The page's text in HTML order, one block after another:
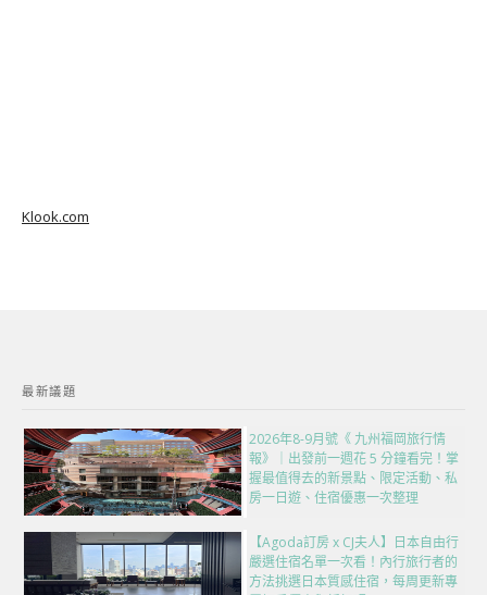
Klook.com
最新議題
2026年8-9月號《 九州福岡旅行情
報》｜出發前一週花 5 分鐘看完！掌
握最值得去的新景點、限定活動、私
房一日遊、住宿優惠一次整理
【Agoda訂房 x CJ夫人】日本自由行
嚴選住宿名單一次看！內行旅行者的
方法挑選日本質感住宿，每周更新專